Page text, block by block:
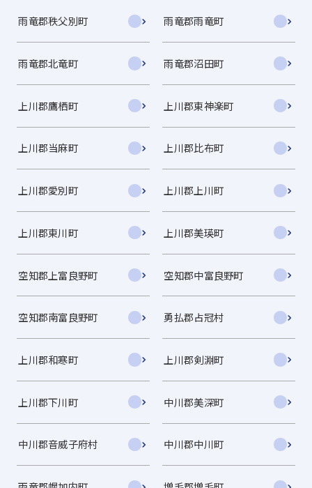
雨竜郡秩父別町 雨竜郡雨竜町
雨竜郡北竜町 雨竜郡沼田町
上川郡鷹栖町 上川郡東神楽町
上川郡当麻町 上川郡比布町
上川郡愛別町 上川郡上川町
上川郡東川町 上川郡美瑛町
空知郡上富良野町 空知郡中富良野町
空知郡南富良野町 勇払郡占冠村
上川郡和寒町 上川郡剣淵町
上川郡下川町 中川郡美深町
中川郡音威子府村 中川郡中川町